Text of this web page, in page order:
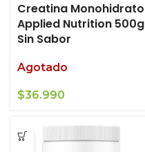
Creatina Monohidrato
Applied Nutrition 500g
Sin Sabor
Agotado
$36.990